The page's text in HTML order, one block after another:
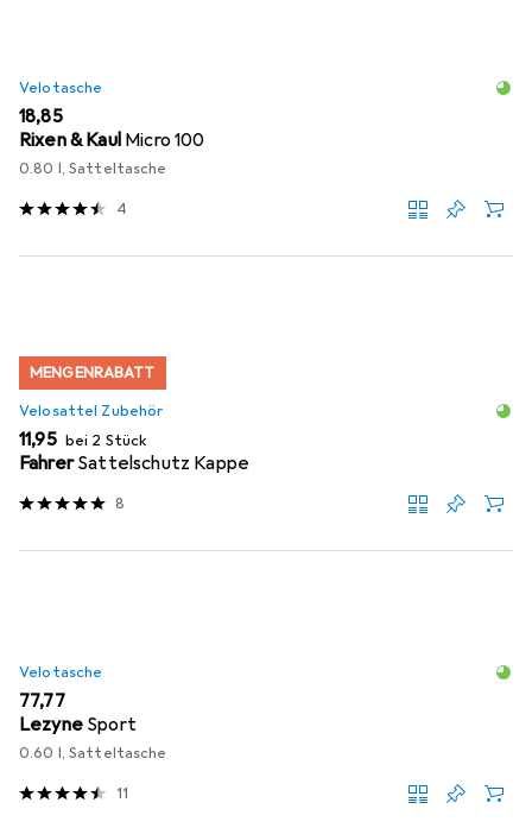
Velotasche
EUR
18,85
Rixen & Kaul Micro 100
0.80 l, Satteltasche
4
MENGENRABATT
Velosattel Zubehör
EUR
11,95 bei 2 Stück
Fahrer Sattelschutz Kappe
8
Velotasche
EUR
77,77
Lezyne Sport
0.60 l, Satteltasche
11